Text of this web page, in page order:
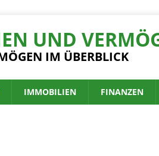
UND
IM ÜBERBLICK
IMMOBILIEN FINANZEN